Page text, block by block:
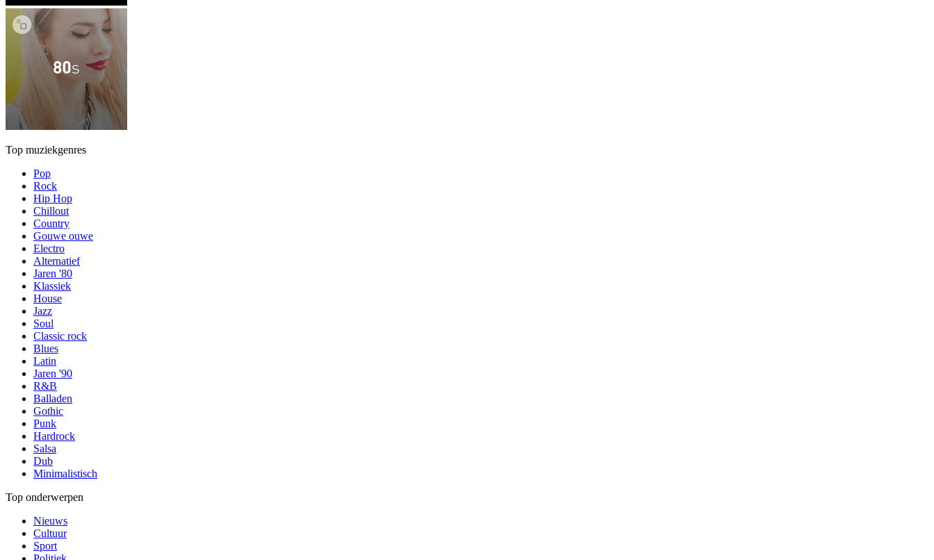
Top muziekgenres
Pop
Rock
Hip Hop
Chillout
Country
Gouwe ouwe
Electro
Alternatief
Jaren '80
Klassiek
House
Jazz
Soul
Classic rock
Blues
Latin
Jaren '90
R&B
Balladen
Gothic
Punk
Hardrock
Salsa
Dub
Minimalistisch
Top onderwerpen
Nieuws
Cultuur
Sport